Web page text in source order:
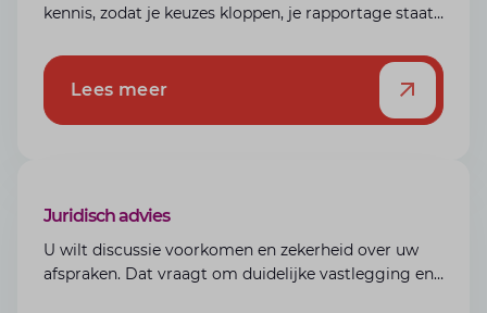
kennis, zodat je keuzes kloppen, je rapportage staat
Lees meer
Juridisch advies
U wilt discussie voorkomen en zekerheid over uw
afspraken. Dat vraagt om duidelijke vastlegging en